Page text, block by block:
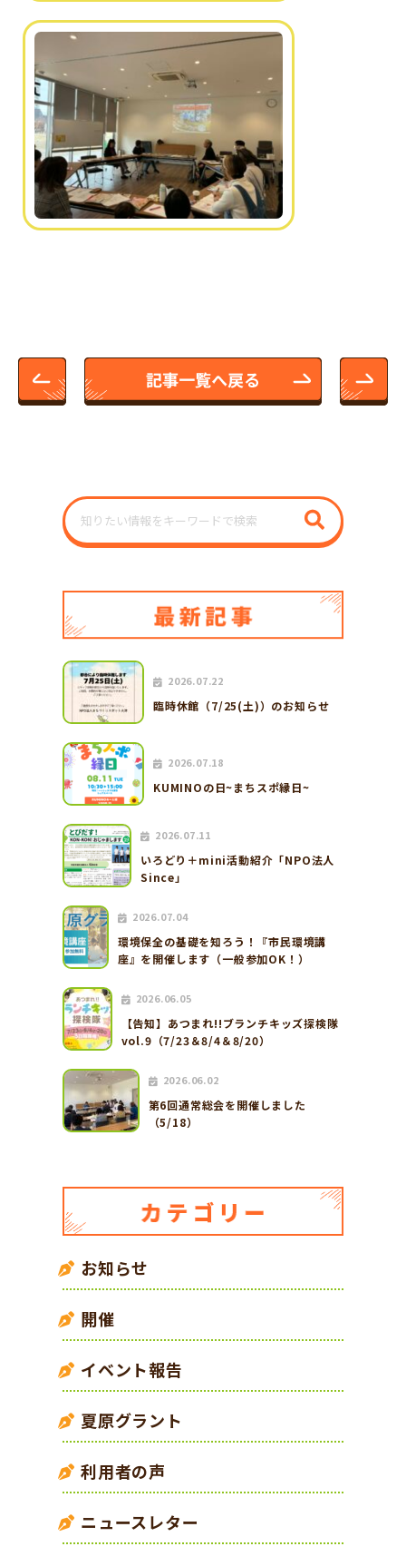
2026.07.22
臨時休館（7/25(土)）のお知らせ
2026.07.18
KUMINOの日~まちスポ縁日~
2026.07.11
いろどり＋mini活動紹介「NPO法人
Since」
2026.07.04
環境保全の基礎を知ろう！『市民環境講
座』を開催します（一般参加OK！）
2026.06.05
【告知】あつまれ!!ブランチキッズ探検隊
vol.9（7/23＆8/4＆8/20）
2026.06.02
第6回通常総会を開催しました
（5/18）
お知らせ
開催
イベント報告
夏原グラント
利用者の声
ニュースレター